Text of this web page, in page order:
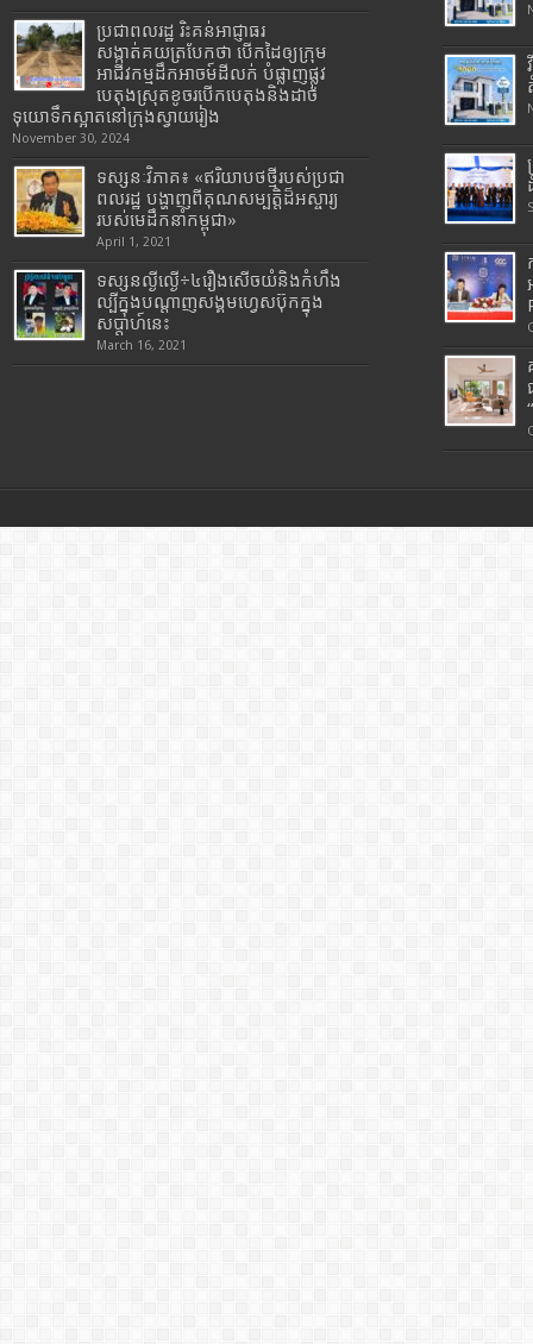
ប្រជាពលរដ្ឋ រិះគន់អាជ្ញាធរ
សង្កាត់គយត្របែកថា បើកដៃឲ្យក្រុម
អាជីវកម្មដឹកអាចម៍ដីលក់ បំផ្លាញផ្លូវ
បេតុងស្រុតខូចរបើកបេតុងនិងដាច់
ទុយោទឹកស្អាតនៅក្រុងស្វាយរៀង
November 30, 2024
ទស្សនៈវិភាគ៖ «ឥរិយាបថថ្មីរបស់ប្រជា
ពលរដ្ឋ បង្ហាញពីគុណសម្បត្តិដ៏អស្ចារ្យ
របស់មេដឹកនាំកម្ពុជា»
April 1, 2021
ទស្សនល្ងីល្ងើ÷៤រឿងសើចយំនិងកំហឹង
ល្បីក្នុងបណ្តាញសង្គមហ្វេសប៊ុកក្នុង
សប្តាហ៍នេះ
March 16, 2021